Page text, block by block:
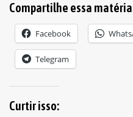
Compartilhe essa
Facebook
Telegram
Curtir isso: